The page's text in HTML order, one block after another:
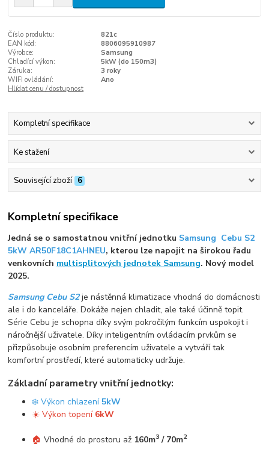
Číslo produktu:
821c
EAN kód:
8806095910987
Výrobce:
Samsung
Chladící výkon:
5kW (do 150m3)
Záruka:
3 roky
WIFI ovládání:
Ano
Hlídat cenu / dostupnost
Kompletní specifikace
Ke stažení
Související zboží 6
Kompletní specifikace
Jedná se o samostatnou vnitřní jednotku Samsung Cebu S2
5kW AR50F18C1AHNEU, kterou lze napojit na širokou řadu
venkovních multisplitových jednotek Samsung. Nový model
2025.
Samsung Cebu S2je nástěnná klimatizace vhodná do domácnosti
ale i do kanceláře. Dokáže nejen chladit, ale také účinně topit.
Série Cebu je schopna díky svým pokročilým funkcím uspokojit i
náročnější uživatele. Díky inteligentním ovládacím prvkům se
přizpůsobuje osobním preferencím uživatele a vytváří tak
komfortní prostředí, které automaticky udržuje.
Základní parametry vnitřní jednotky:
❄️ Výkon chlazení 5kW
☀️ Výkon topení 6kW
🏠Vhodné do prostoru až 160m3 / 70m2